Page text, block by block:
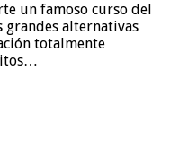
un famoso curso del
grandes alternativas
totalmente